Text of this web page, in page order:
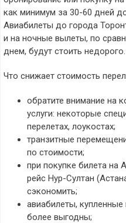
как минимум за 30-60 дней
Авиабилеты до города
и на ночные вылеты, по
днем, будут стоить недорого.
Что снижает стоимость
обратите внимание на
услуги: некоторые
перелетах, лоукостах;
транзитные
по стоимости;
при покупке билета на
рейс Нур-Султан
сэкономить;
авиабилеты,
более выгодны;